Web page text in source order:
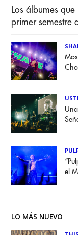
Los álbumes
primer semestre
el
LO MÁS NUEVO